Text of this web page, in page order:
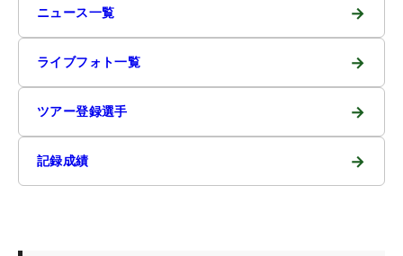
ニュース一覧 →
ライブフォト一覧 →
ツアー登録選手 →
記録成績 →